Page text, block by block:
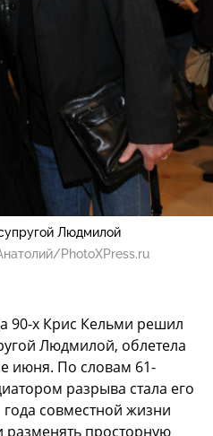
Людмилой
PhotoXPress.ru
90-х Крис Кельми решил
Людмилой, облетела
июня. По словам 61-
разрыва стала его
совместной жизни
разменять просторную